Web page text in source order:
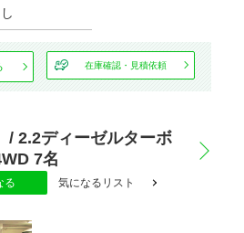
在庫確認・見積依頼
2.2ディーゼルターボ
7名
る 気になるリスト